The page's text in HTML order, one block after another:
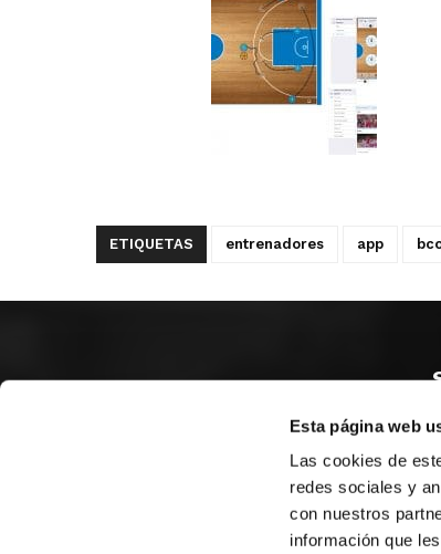
Esta página web
Las cookies de
redes sociales y
con nuestros
información que
ETIQUETAS entrenadores app